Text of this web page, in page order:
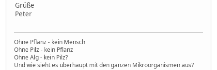
Grüße
Peter
Ohne Pflanz - kein Mensch
Ohne Pilz - kein Pflanz
Ohne Alg - kein Pilz?
Und wie sieht es überhaupt mit den ganzen Mikroorganismen aus?